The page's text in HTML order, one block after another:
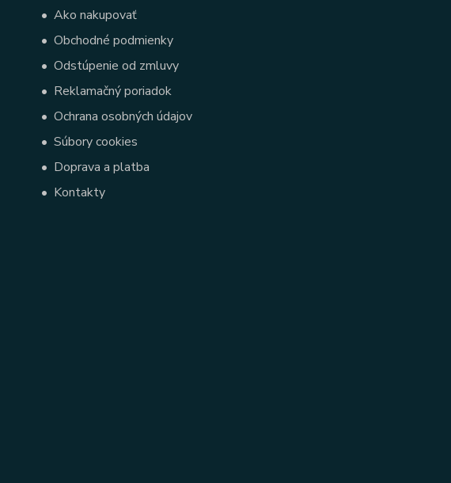
• Ako nakupovať
• Obchodné podmienky
• Odstúpenie od zmluvy
• Reklamačný poriadok
• Ochrana osobných údajov
• Súbory cookies
• Doprava a platba
• Kontakty